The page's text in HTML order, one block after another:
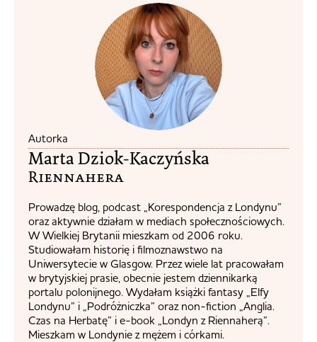
Autorka
Marta Dziok-Kaczyńska
Riennahera​
Prowadzę blog, podcast „Korespondencja z Londynu”
oraz aktywnie działam w mediach społecznościowych.
W Wielkiej Brytanii mieszkam od 2006 roku.
Studiowałam historię i filmoznawstwo na
Uniwersytecie w Glasgow. Przez wiele lat pracowałam
w brytyjskiej prasie, obecnie jestem dziennikarką
portalu polonijnego. Wydałam książki fantasy „Elfy
Londynu” i „Podróżniczka” oraz non-fiction „Anglia.
Czas na Herbatę” i e-book „Londyn z Riennaherą”.
Mieszkam w Londynie z mężem i córkami.